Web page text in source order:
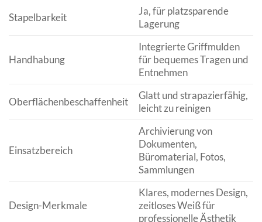
Stapelbarkeit
Ja, für platzsparende
Lagerung
Handhabung
Integrierte Griffmulden
für bequemes Tragen und
Entnehmen
Oberflächenbeschaffenheit
Glatt und strapazierfähig,
leicht zu reinigen
Einsatzbereich
Archivierung von
Dokumenten,
Büromaterial, Fotos,
Sammlungen
Design-Merkmale
Klares, modernes Design,
zeitloses Weiß für
professionelle Ästhetik